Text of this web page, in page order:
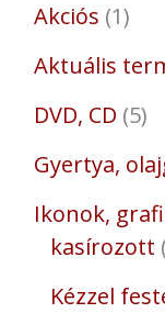
Akciós 1
Aktuális
DVD, CD 5
Gyertya,
Ikonok,
kasírozott
Kézzel